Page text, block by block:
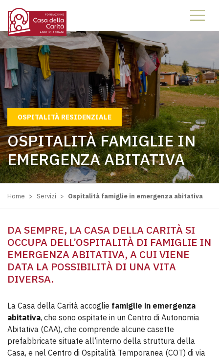
64286428
OSPITALITÀ RESIDENZIALE
OSPITALITÀ FAMIGLIE IN
EMERGENZA ABITATIVA
Home > Servizi > Ospitalità famiglie in emergenza abitativa
DA SEMPRE, LA CASA DELLA CARITÀ SI
OCCUPA DELL’OSPITALITÀ DI FAMIGLIE IN
EMERGENZA ABITATIVA, A CUI VIENE
DATA LA POSSIBILITÀ DI UNA VITA
DIVERSA.
La Casa della Carità accoglie famiglie in emergenza
abitativa, che sono ospitate in un Centro di Autonomia
Abitativa (CAA), che comprende alcune casette
prefabbricate situate all’interno della struttura della
Casa, e nel Centro di Ospitalità Temporanea (COT) di via